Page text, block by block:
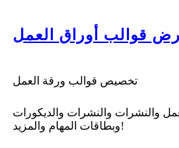
قوالب أوراق العمل
تخصيص قوالب ورقة العمل
والنشرات والنشرات والديكورات
وبطاقات المهام والمزيد!